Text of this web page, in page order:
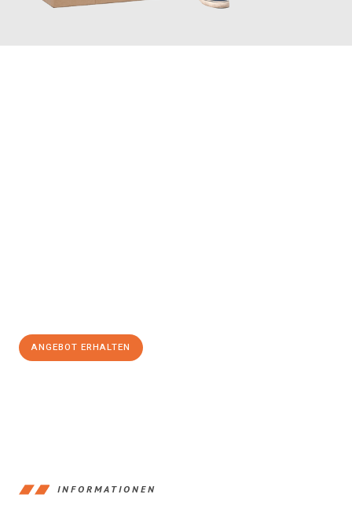
ANGEBOT ERHALTEN
INFORMATIONEN